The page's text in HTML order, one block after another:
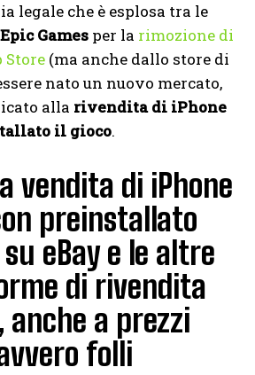
legale che è esplosa tra le
Epic Games per la rimozione di
Store (ma anche dallo store di
nato un nuovo mercato,
alla rivendita di iPhone
il gioco.
vendita di iPhone
preinstallato
eBay e le altre
di rivendita
anche a prezzi
folli